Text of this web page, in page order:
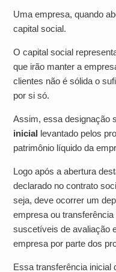
Uma empresa, quando
capital social.
O capital social
que irão manter a
clientes não é sólida o
por si só.
Assim, essa designação
inicial levantado pelos
patrimônio líquido da
Logo após a abertura
declarado no contrato
seja, deve ocorrer um
empresa ou
suscetíveis de avaliação
empresa por parte dos
Essa transferência inicial